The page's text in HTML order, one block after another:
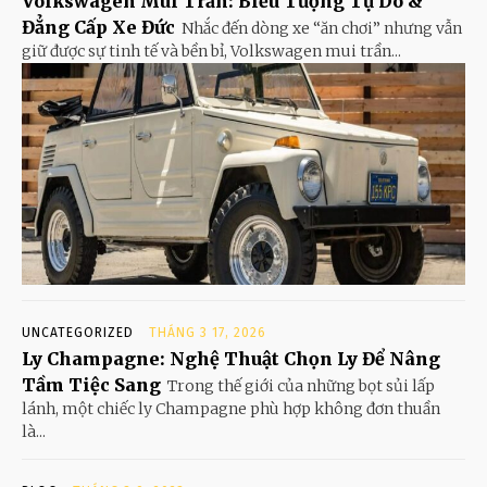
Đẳng Cấp Xe Đức Nhắc đến dòng xe “ăn chơi” nhưng vẫn
giữ được sự tinh tế và bền bỉ, Volkswagen mui trần...
UNCATEGORIZED THÁNG 3 17, 2026
Ly Champagne: Nghệ Thuật Chọn Ly Để Nâng
Tầm Tiệc Sang Trong thế giới của những bọt sủi lấp
lánh, một chiếc ly Champagne phù hợp không đơn thuần
là...